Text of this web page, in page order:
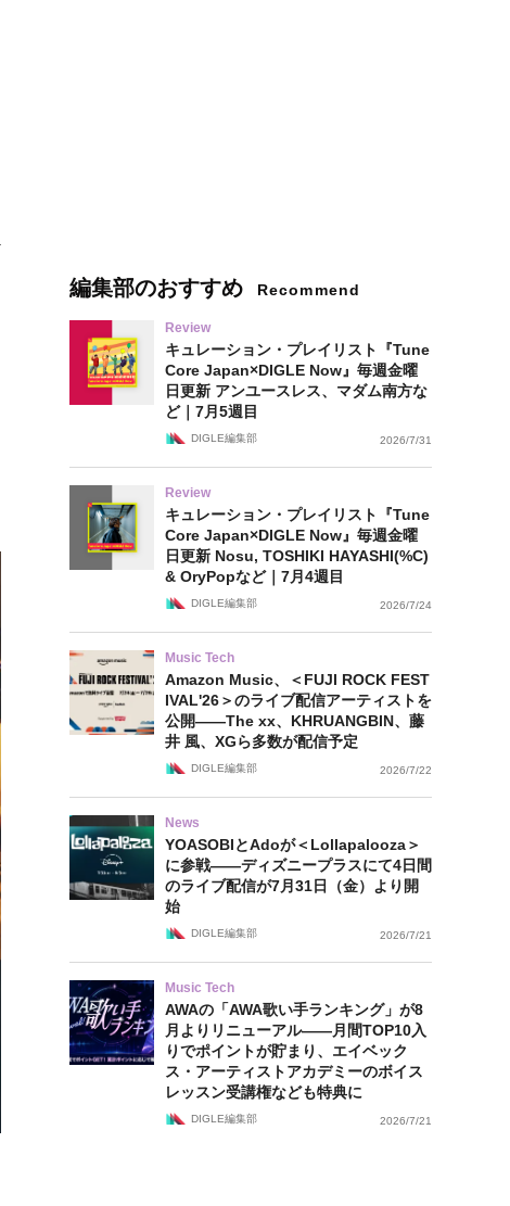
編集部のおすすめ Recommend
Review
キュレーション・プレイリスト『Tune
Core Japan×DIGLE Now』毎週金曜
日更新 アンユースレス、マダム南方な
ど｜7月5週目
DIGLE編集部 2026/7/31
Review
キュレーション・プレイリスト『Tune
Core Japan×DIGLE Now』毎週金曜
日更新 Nosu, TOSHIKI HAYASHI(%C)
& OryPopなど｜7月4週目
DIGLE編集部 2026/7/24
Music Tech
Amazon Music、＜FUJI ROCK FEST
IVAL'26＞のライブ配信アーティストを
公開——The xx、KHRUANGBIN、藤
井 風、XGら多数が配信予定
DIGLE編集部 2026/7/22
News
YOASOBIとAdoが＜Lollapalooza＞
に参戦——ディズニープラスにて4日間
のライブ配信が7月31日（金）より開
始
DIGLE編集部 2026/7/21
Music Tech
AWAの「AWA歌い手ランキング」が8
月よりリニューアル——月間TOP10入
りでポイントが貯まり、エイベック
ス・アーティストアカデミーのボイス
レッスン受講権なども特典に
DIGLE編集部 2026/7/21